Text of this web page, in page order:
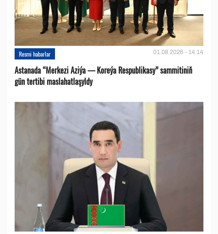
Resmi habarlar 01.08.2026 - 14:14
Astanada “Merkezi Aziýa — Koreýa Respublikasy” sammitiniň
gün tertibi maslahatlaşyldy